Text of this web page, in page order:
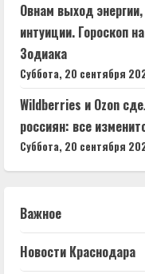
Овнам выход
интуиции. Гороскоп
Зодиака
Суббота, 20 сентября
Wildberries и Ozon
россиян: все
Суббота, 20 сентября
Важное
Новости Краснодара